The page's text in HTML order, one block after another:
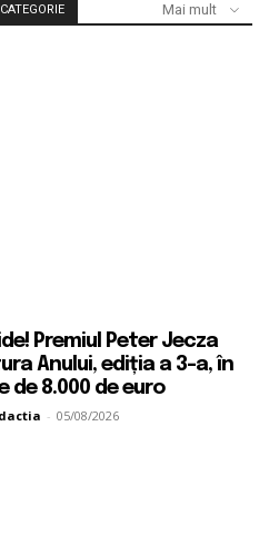
Mai mult
Premiul Peter Jecza
Anului, ediția a 3-a, în
de 8.000 de euro
- 05/08/2026